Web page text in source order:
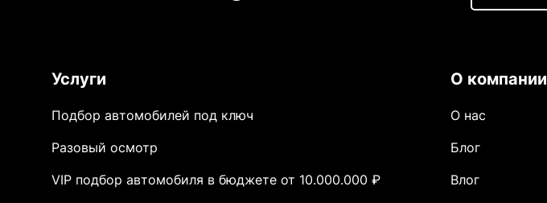
Услуги
Подбор автомобилей под ключ
Разовый осмотр
VIP подбор автомобиля в бюджете от 10.000.000 ₽
О компании
О нас
Блог
Влог